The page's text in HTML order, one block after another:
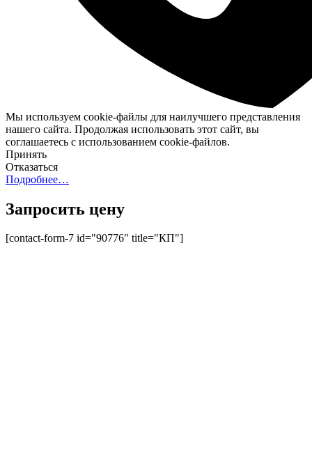
Мы используем cookie-файлы для наилучшего представления
нашего сайта. Продолжая использовать этот сайт, вы
соглашаетесь с использованием cookie-файлов.
Принять
Отказаться
Подробнее…
Запросить цену
[contact-form-7 id="90776" title="КП"]